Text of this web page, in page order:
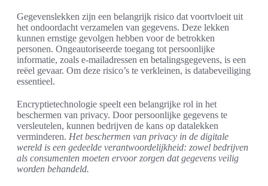
Gegevenslekken zijn een belangrijk risico dat voortvloeit uit
het ondoordacht verzamelen van gegevens. Deze lekken
kunnen ernstige gevolgen hebben voor de betrokken
personen. Ongeautoriseerde toegang tot persoonlijke
informatie, zoals e-mailadressen en betalingsgegevens, is een
reëel gevaar. Om deze risico’s te verkleinen, is databeveiliging
essentieel.
Encryptietechnologie speelt een belangrijke rol in het
beschermen van privacy. Door persoonlijke gegevens te
versleutelen, kunnen bedrijven de kans op datalekken
verminderen. Het beschermen van privacy in de digitale
wereld is een gedeelde verantwoordelijkheid: zowel bedrijven
als consumenten moeten ervoor zorgen dat gegevens veilig
worden behandeld.